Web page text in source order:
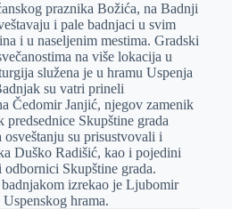
praznika Božića, na Badnji
i pale badnjaci u svim
i u naseljenim mestima. Gradski
na više lokacija u
služena je u hramu Uspenja
su vatri prineli
Čedomir Janjić, njegov zamenik
predsednice Skupštine grada
su prisustvovali i
Duško Radišić, kao i pojedini
Skupštine grada.
izrekao je Ljubomir
hrama.